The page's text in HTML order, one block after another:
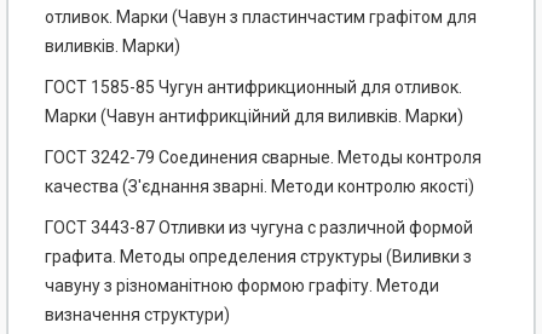
отливок. Марки (Чавун з пластинчастим графітом для
виливків. Марки)
ГОСТ 1585-85 Чугун антифрикционный для отливок.
Марки (Чавун антифрикційний для виливків. Марки)
ГОСТ 3242-79 Соединения сварные. Методы контроля
качества (З'єднання зварні. Методи контролю якості)
ГОСТ 3443-87 Отливки из чугуна с различной формой
графита. Методы определения структуры (Виливки з
чавуну з різноманітною формою графіту. Методи
визначення структури)